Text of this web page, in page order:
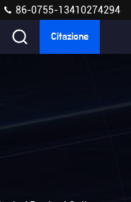
86-0755-13410274294
Citazione